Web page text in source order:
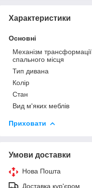
Характеристики
Основні
Механізм трансформації
спального місця
Тип дивана
Колір
Стан
Вид м'яких меблів
Приховати
Умови доставки
Нова Пошта
Доставка кур'єром